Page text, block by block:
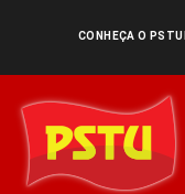
conteúdo
CONHEÇA O PSTU